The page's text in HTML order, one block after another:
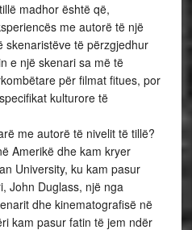
madhor është që,
me autorë të një
skenaristëve të përzgjedhur
e një skenari sa më të
për filmat fitues, por
kulturore të
me autorë të nivelit të tillë?
Amerikë dhe kam kryer
University, ku kam pasur
John Duglass, një nga
dhe kinematografisë në
kam pasur fatin të jem ndër